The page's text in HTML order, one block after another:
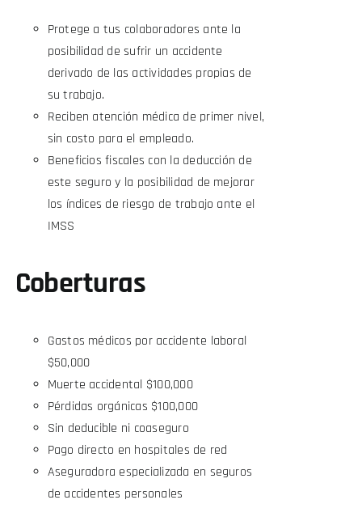
Protege a tus colaboradores ante la
posibilidad de sufrir un accidente
derivado de las actividades propias de
su trabajo.
Reciben atención médica de primer nivel,
sin costo para el empleado.
Beneficios fiscales con la deducción de
este seguro y la posibilidad de mejorar
los índices de riesgo de trabajo ante el
IMSS
Coberturas
Gastos médicos por accidente laboral
$50,000
Muerte accidental $100,000
Pérdidas orgánicas $100,000
Sin deducible ni coaseguro
Pago directo en hospitales de red
Aseguradora especializada en seguros
de accidentes personales